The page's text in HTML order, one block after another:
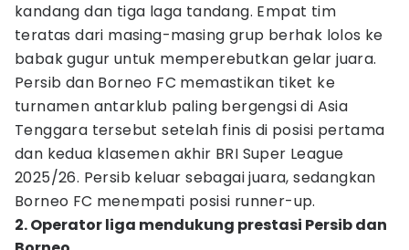
kandang dan tiga laga tandang. Empat tim
teratas dari masing-masing grup berhak lolos ke
babak gugur untuk memperebutkan gelar juara.
Persib dan Borneo FC memastikan tiket ke
turnamen antarklub paling bergengsi di Asia
Tenggara tersebut setelah finis di posisi pertama
dan kedua klasemen akhir BRI Super League
2025/26. Persib keluar sebagai juara, sedangkan
Borneo FC menempati posisi runner-up.
2. Operator liga mendukung prestasi Persib dan